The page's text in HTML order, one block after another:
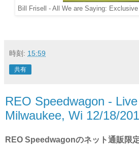
Bill Frisell - All We are Saying:
時刻: 15:59
共有
REO Speedwagon -
Milwaukee, Wi 12/18/
REO Speedwagonのネット通販限